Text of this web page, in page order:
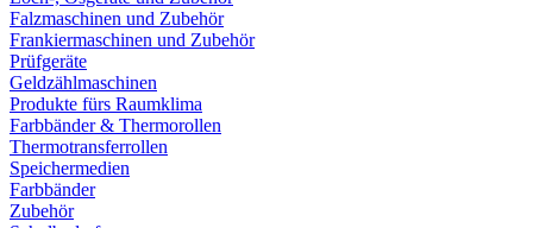
Falzmaschinen und Zubehör
Frankiermaschinen und Zubehör
Prüfgeräte
Geldzählmaschinen
Produkte fürs Raumklima
Farbbänder & Thermorollen
Thermotransferrollen
Speichermedien
Farbbänder
Zubehör